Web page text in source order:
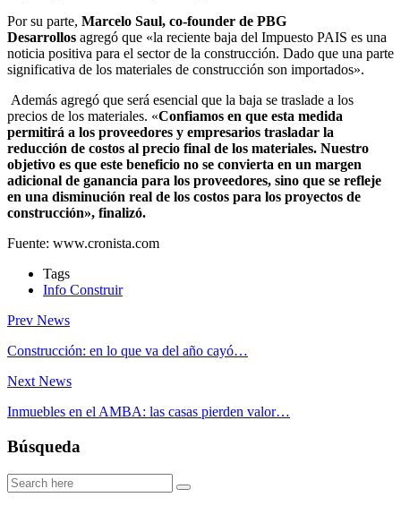
Por su parte, Marcelo Saul, co-founder de PBG
Desarrollos agregó que «la reciente baja del Impuesto PAIS es una
noticia positiva para el sector de la construcción. Dado que una parte
significativa de los materiales de construcción son importados».
Además agregó que será esencial que la baja se traslade a los
precios de los materiales. «Confiamos en que esta medida
permitirá a los proveedores y empresarios trasladar la
reducción de costos al precio final de los materiales. Nuestro
objetivo es que este beneficio no se convierta en un margen
adicional de ganancia para los proveedores, sino que se refleje
en una disminución real de los costos para los proyectos de
construcción», finalizó.
Fuente: www.cronista.com
Tags
Info Construir
Prev News
Construcción: en lo que va del año cayó…
Next News
Inmuebles en el AMBA: las casas pierden valor…
Búsqueda